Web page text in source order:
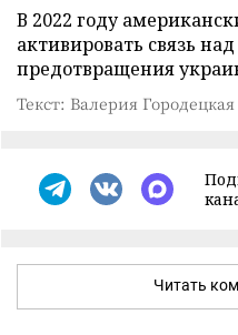
В 2022 году
активировать связь
предотвращения
Текст: Валерия Городецкая
Читать